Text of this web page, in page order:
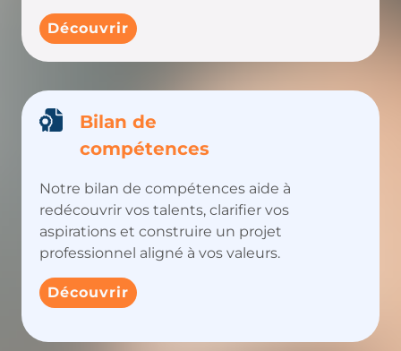
Découvrir
Bilan de
compétences
Notre bilan de compétences aide à
redécouvrir vos talents, clarifier vos
aspirations et construire un projet
professionnel aligné à vos valeurs.
Découvrir